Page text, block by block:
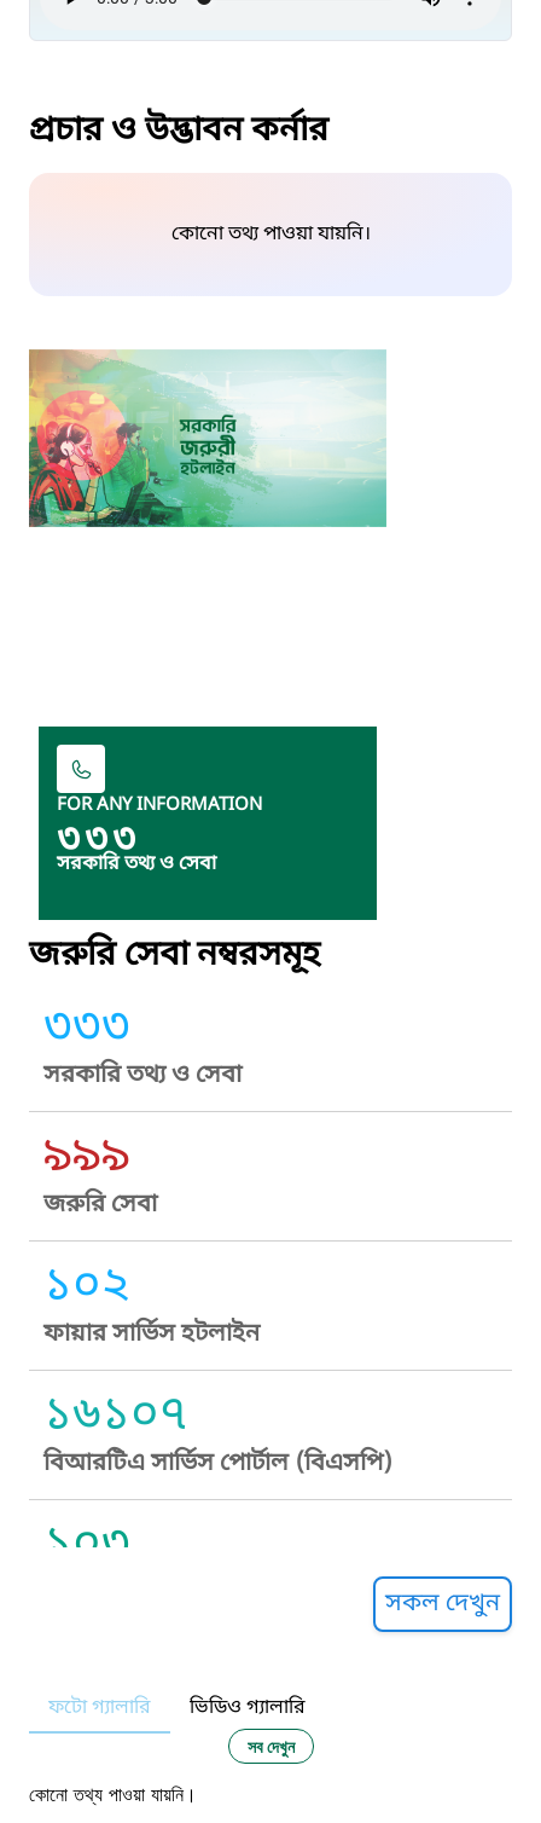
প্রচার ও উদ্ভাবন কর্নার
কোনো তথ্য পাওয়া যায়নি।
FOR ANY INFORMATION
৩৩৩
সরকারি তথ্য ও সেবা
জরুরি সেবা নম্বরসমূহ
৩৩৩
সরকারি তথ্য ও সেবা
৯৯৯
জরুরি সেবা
১০২
ফায়ার সার্ভিস হটলাইন
১৬১০৭
বিআরটিএ সার্ভিস পোর্টাল (বিএসপি)
১০৩
নারী ও শিশু নির্যাতন প্রতিরোধ
১০৬
সকল দেখুন
ফটো গ্যালারি ভিডিও গ্যালারি
সব দেখুন
কোনো তথ্য পাওয়া যায়নি।